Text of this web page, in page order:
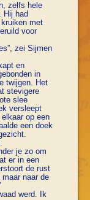
zelfs hele
Hij had
met
voor
zei Sijmen
en
in
twijgen. Het
stevigere
slee
versleept
op een
een doek
je zo om
er in een
de rust
naar de
werd. Ik